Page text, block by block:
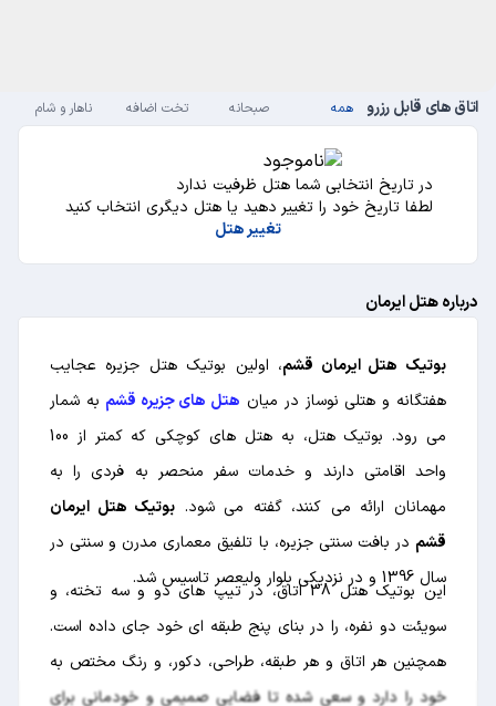
اتاق های قابل رزرو همه صبحانه تخت اضافه ناهار و شام
در تاریخ انتخابی شما هتل ظرفیت ندارد
لطفا تاریخ خود را تغییر دهید یا هتل دیگری انتخاب کنید
تغییر هتل
درباره هتل ایرمان
بوتیک هتل ایرمان قشم، اولین بوتیک هتل جزیره عجایب
هفتگانه و هتلی نوساز در میان هتل های جزیره قشم به شمار
می رود. بوتیک هتل، به هتل های کوچکی که کمتر از 100
واحد اقامتی دارند و خدمات سفر منحصر به فردی را به
مهمانان ارائه می کنند، گفته می شود. بوتیک هتل ایرمان
قشم در بافت سنتی جزیره، با تلفیق معماری مدرن و سنتی در
سال 1396 و در نزدیکی بلوار ولیعصر تاسیس شد.
این بوتیک هتل 38 اتاق، در تیپ های دو و سه تخته، و
سویئت دو نفره، را در بنای پنج طبقه ای خود جای داده است.
همچنین هر اتاق و هر طبقه، طراحی، دکور، و رنگ مختص به
خود را دارد و سعی شده تا فضایی صمیمی و خودمانی برای